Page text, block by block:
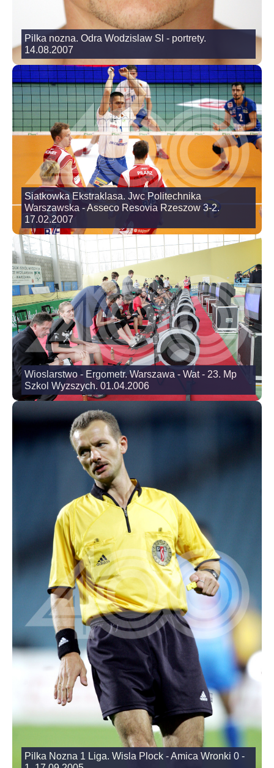
Pilka nozna. Odra Wodzislaw Sl - portrety.
14.08.2007
Siatkowka Ekstraklasa. Jwc Politechnika
Warszawska - Asseco Resovia Rzeszow 3-2.
17.02.2007
Wioslarstwo - Ergometr. Warszawa - Wat - 23. Mp
Szkol Wyzszych. 01.04.2006
Pilka Nozna 1 Liga. Wisla Plock - Amica Wronki 0 -